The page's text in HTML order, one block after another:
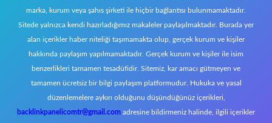
marka, kurum veya şahıs şirketi ile hiçbir bağlantısı bulunmamaktadır.
Sitede yalnızca kendi hazırladığımız makaleler paylaşılmaktadır. Burada yer
alan içerikler haber niteliği taşımamakta olup, gerçek kurum ve kişiler
hakkında paylaşım yapılmamaktadır. Gerçek kurum ve kişiler ile isim
benzerlikleri tamamen tesadüfidir. Sitemiz, kar amacı gütmeyen ve
tamamen ücretsiz bir bilgi paylaşım platformudur. Hukuka ve yasal
düzenlemelere aykırı olduğunu düşündüğünüz içerikleri,
backlinkpanelicomtr@gmail.com adresine bildirmeniz halinde, ilgili içerikler